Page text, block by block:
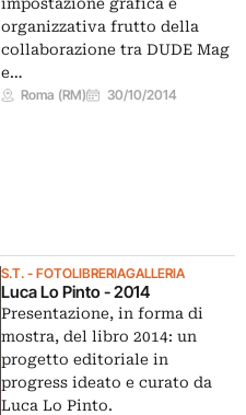
organizzativa frutto della
collaborazione tra DUDE Mag
e…
Roma (RM) 30/10/2014
S.T. - FOTOLIBRERIAGALLERIA
Luca Lo Pinto - 2014
Presentazione, in forma di
mostra, del libro 2014: un
progetto editoriale in
progress ideato e curato da
Luca Lo Pinto.